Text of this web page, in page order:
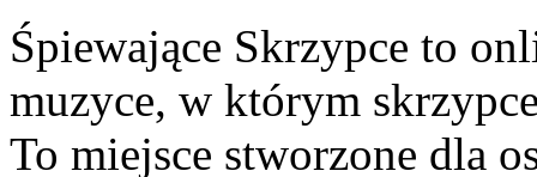
Śpiewające Skrzypce to
muzyce, w którym
To miejsce stworzone dla